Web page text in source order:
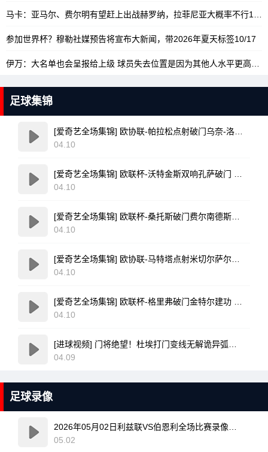
马卡：亚马尔、费尔明有望赶上出战赫罗纳，拉菲尼亚大概率不行10/17
参加世界杯？穆勒社媒预告将宣布大新闻，带2026年夏天标签10/17
足球集锦
04.10
04.10
04.10
04.10
04.10
04.09
足球录像
05.02